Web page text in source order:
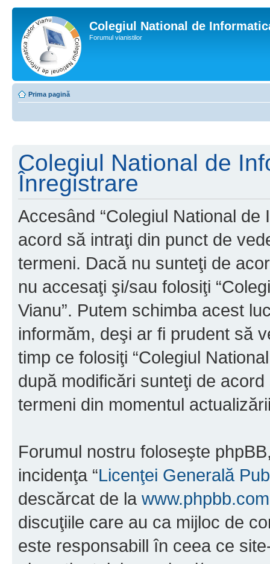
Colegiul National de
Forumul vianistilor
Prima pagină
Colegiul National de
Înregistrare
Accesând “Colegiul National de
acord să intraţi din punct de
termeni. Dacă nu sunteţi de
nu accesaţi şi/sau folosiţi
Vianu”. Putem schimba acest
informăm, deşi ar fi prudent să
timp ce folosiţi “Colegiul
după modificări sunteţi de
termeni din momentul
Forumul nostru foloseşte
incidenţa “Licenţei Generală
descărcat de la www.phpbb.com
discuţiile care au ca mijloc de
este responsabill în ceea ce